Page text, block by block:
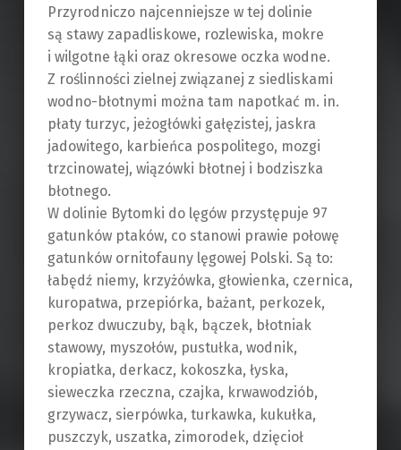
Przyrodniczo najcenniejsze w tej dolinie
są stawy zapadliskowe, rozlewiska, mokre
i wilgotne łąki oraz okresowe oczka wodne.
Z roślinności zielnej związanej z siedliskami
wodno-błotnymi można tam napotkać m. in.
płaty turzyc, jeżogłówki gałęzistej, jaskra
jadowitego, karbieńca pospolitego, mozgi
trzcinowatej, wiązówki błotnej i bodziszka
błotnego.
W dolinie Bytomki do lęgów przystępuje 97
gatunków ptaków, co stanowi prawie połowę
gatunków ornitofauny lęgowej Polski. Są to:
łabędź niemy, krzyżówka, głowienka, czernica,
kuropatwa, przepiórka, bażant, perkozek,
perkoz dwuczuby, bąk, bączek, błotniak
stawowy, myszołów, pustułka, wodnik,
kropiatka, derkacz, kokoszka, łyska,
sieweczka rzeczna, czajka, krwawodziób,
grzywacz, sierpówka, turkawka, kukułka,
puszczyk, uszatka, zimorodek, dzięcioł